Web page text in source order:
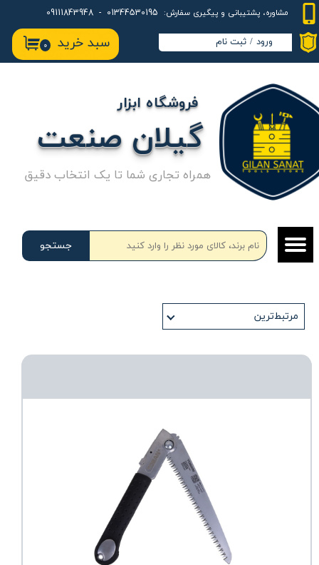
مشاوره، پشتیبانی و پیگیری سفارش:
۰ سبد خرید ورود / ثبت نام
حساب کاربری من
تغییر گذر واژه
سفارشات
خروج از حساب کاربری
جستجو
گیلان صنعت
فروشگاه ابزار
همراه تجاری شما تا یک انتخاب دقیق
مرتبط‌ترین